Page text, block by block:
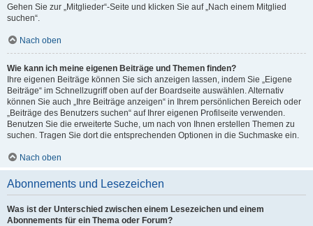
Gehen Sie zur „Mitglieder“-Seite und klicken Sie auf „Nach einem Mitglied
suchen“.
Nach oben
Wie kann ich meine eigenen Beiträge und Themen finden?
Ihre eigenen Beiträge können Sie sich anzeigen lassen, indem Sie „Eigene
Beiträge“ im Schnellzugriff oben auf der Boardseite auswählen. Alternativ
können Sie auch „Ihre Beiträge anzeigen“ in Ihrem persönlichen Bereich oder
„Beiträge des Benutzers suchen“ auf Ihrer eigenen Profilseite verwenden.
Benutzen Sie die erweiterte Suche, um nach von Ihnen erstellen Themen zu
suchen. Tragen Sie dort die entsprechenden Optionen in die Suchmaske ein.
Nach oben
Abonnements und Lesezeichen
Was ist der Unterschied zwischen einem Lesezeichen und einem
Abonnements für ein Thema oder Forum?